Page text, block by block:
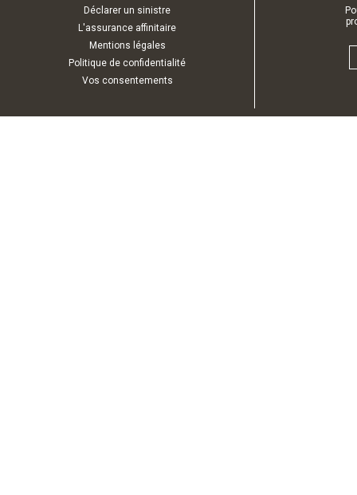
Déclarer un sinistre
L'assurance affinitaire
Mentions légales
Politique de confidentialité
Vos consentements